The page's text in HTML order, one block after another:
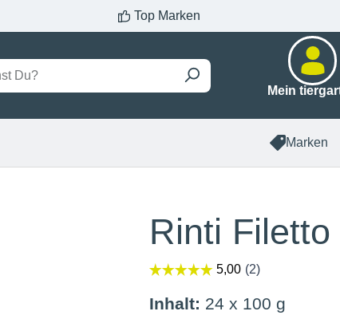
Top Marken
Mein
Marken
Rinti
Inhalt: 24 x 100 g